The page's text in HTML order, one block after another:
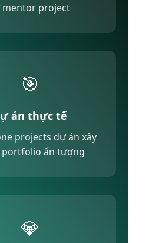
project
🎯
án thực tế
projects dự án xây
ấn tượng
💎